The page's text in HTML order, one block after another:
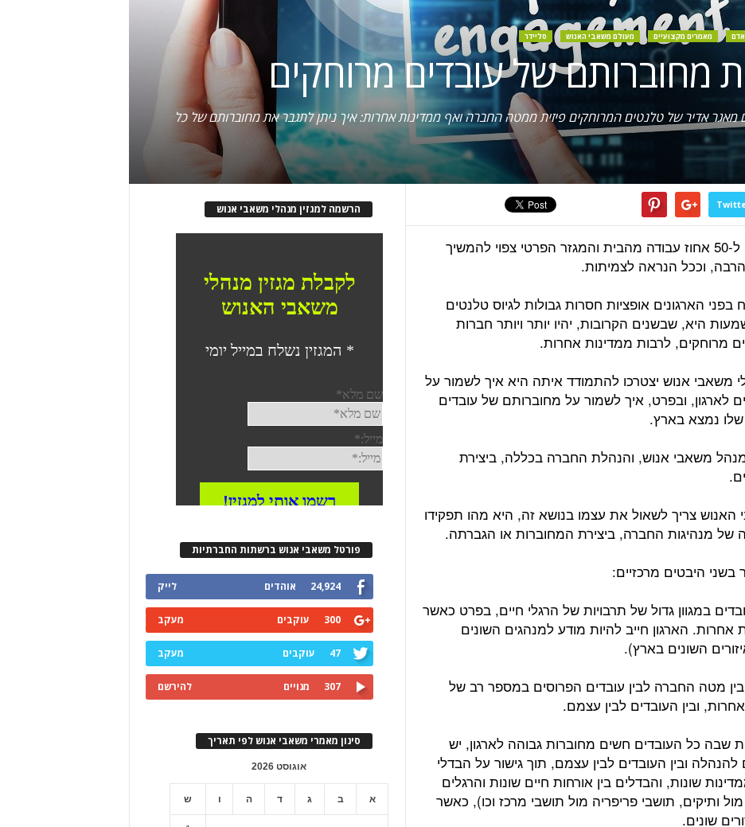
מאמרים מקצועיים מעולם משאבי האנוש סליידר
מחוברותם של עובדים מרוחקים
אדיר של טלנטים המרוחקים פיזית ממטה החברה ואף ממדינות אחרות: איך ניתן לתגבר את מחוברותם של כל
המגזר הציבורי יעבור ככל הנראה ל-50 אחוז עבודה מהבית והמגזר הפרטי צפוי להמשיך
וככל הנראה לצמיתות.
הארגונים אופציות חסרות גבולות לגיוס טלנטים
היא, שבשנים הקרובות, יהיו יותר ויותר חברות
מרוחקים, לרבות ממדינות אחרות.
אנוש יצטרכו להתמודד איתה היא איך לשמור על
לארגון, ובפרט, איך לשמור על מחוברותם של עובדים
נמצא בארץ.
משאבי אנוש, והנהלת החברה בכללה, ביצירת
צריך לשאול את עצמו בנושא זה, היא מהו תפקידו
של מנהיגות החברה, ביצירת המחוברות או הגברתה.
היבטים מרכזיים:
במגוון גדול של תרבויות של הרגלי חיים, בפרט כאשר
הארגון חייב להיות מודע למנהגים השונים
השונים בארץ).
מטה החברה לבין עובדים הפרוסים במספר רב של
ובין העובדים לבין עצמם.
שבה כל העובדים חשים מחוברות גבוהה לארגון, יש
להנהלה ובין העובדים לבין עצמם, תוך גישור על הבדלי
שונות, והבדלים בין אורחות חיים שונות והרגלים
ותיקים, תושבי פריפריה מול תושבי מרכז וכו), כאשר
שונים.
הרשמה למגזין מנהלי משאבי אנוש
פורטל משאבי אנוש ברשתות החברתיות
24,924 אוהדים לייק
300 עוקבים מעקב
47 עוקבים מעקב
307 מנויים להירשם
סינון מאמרי משאבי אנוש לפי תאריך
אוגוסט 2026
א ב ג ד ה ו ש